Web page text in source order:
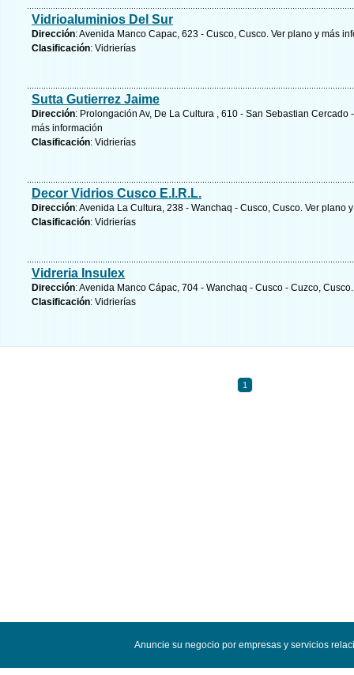
Vidrioaluminios Del Sur
Dirección: Avenida Manco Capac, 623 - Cusco, Cusco. Ver plano y más
Clasificación: Vidrierías
Sutta Gutierrez Jaime
Dirección: Prolongación Av, De La Cultura , 610 - San Sebastian
más información
Clasificación: Vidrierías
Decor Vidrios Cusco E.I.R.L.
Dirección: Avenida La Cultura, 238 - Wanchaq - Cusco, Cusco. Ver plano y
Clasificación: Vidrierías
Vidreria Insulex
Dirección: Avenida Manco Cápac, 704 - Wanchaq - Cusco - Cuzco,
Clasificación: Vidrierías
1
Anuncie su negocio por empresas y servicios